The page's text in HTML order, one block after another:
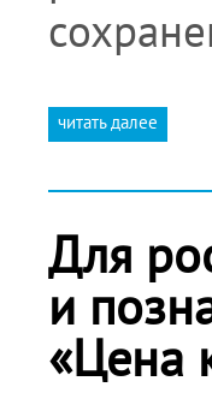
читать далее
Для
и
«Цена